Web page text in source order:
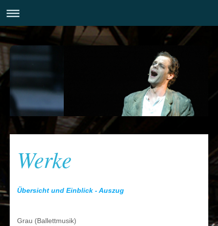
Werke
Übersicht und Einblick - Auszug
Grau (Ballettmusik)